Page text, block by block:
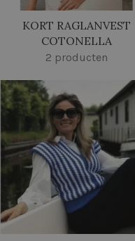
KORT RAGLANVEST
COTONELLA
2 producten